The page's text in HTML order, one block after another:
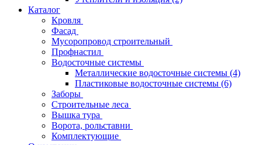
Каталог
Кровля
Фасад
Мусоропровод строительный
Профнастил
Водосточные системы
Металлические водосточные системы (4)
Пластиковые водосточные системы (6)
Заборы
Строительные леса
Вышка тура
Ворота, рольставни
Комплектующие